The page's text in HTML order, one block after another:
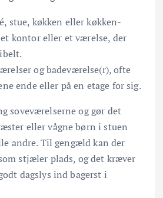
stue, køkken eller køkken-
kontor eller et værelse, der
og badeværelse(r), ofte
ende eller på en etage for sig.
soveværelserne og gør det
eller vågne børn i stuen
andre. Til gengæld kan der
stjæler plads, og det kræver
dagslys ind bagerst i